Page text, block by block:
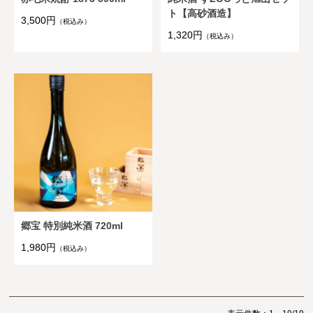
3,500円
（税込み）
ト【高砂酒造】
1,320円
（税込み）
郷宝 特別純米酒 720ml
1,980円
（税込み）